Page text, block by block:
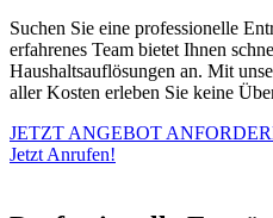
Suchen Sie eine professionelle
erfahrenes Team bietet Ihnen
Haushaltsauflösungen an. Mit
aller Kosten erleben Sie keine
JETZT ANGEBOT
Jetzt Anrufen!